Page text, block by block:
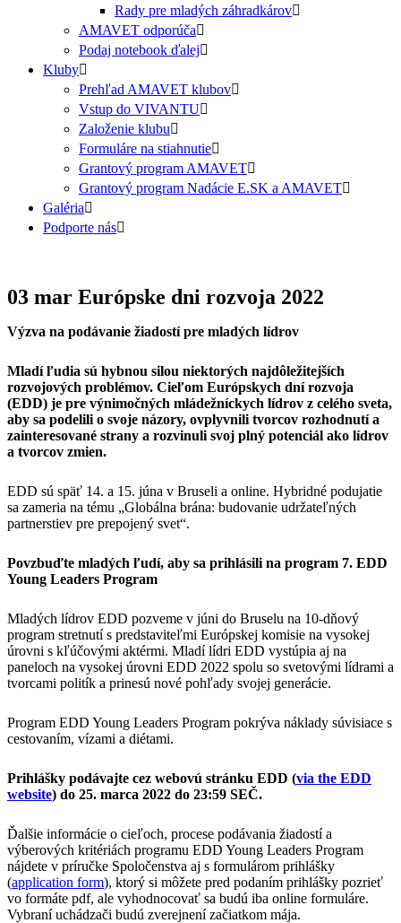
Rady pre mladých záhradkárov
AMAVET odporúča
Podaj notebook ďalej
Kluby
Prehľad AMAVET klubov
Vstup do VIVANTU
Založenie klubu
Formuláre na stiahnutie
Grantový program AMAVET
Grantový program Nadácie E.SK a AMAVET
Galéria
Podporte nás
03 mar Európske dni rozvoja 2022
Výzva na podávanie žiadostí pre mladých lídrov
Mladí ľudia sú hybnou silou niektorých najdôležitejších
rozvojových problémov. Cieľom Európskych dní rozvoja
(EDD) je pre výnimočných mládežníckych lídrov z celého sveta,
aby sa podelili o svoje názory, ovplyvnili tvorcov rozhodnutí a
zainteresované strany a rozvinuli svoj plný potenciál ako lídrov
a tvorcov zmien.
EDD sú späť 14. a 15. júna v Bruseli a online. Hybridné podujatie
sa zameria na tému „Globálna brána: budovanie udržateľných
partnerstiev pre prepojený svet“.
Povzbuďte mladých ľudí, aby sa prihlásili na program 7. EDD
Young Leaders Program
Mladých lídrov EDD pozveme v júni do Bruselu na 10-dňový
program stretnutí s predstaviteľmi Európskej komisie na vysokej
úrovni s kľúčovými aktérmi. Mladí lídri EDD vystúpia aj na
paneloch na vysokej úrovni EDD 2022 spolu so svetovými lídrami a
tvorcami politík a prinesú nové pohľady svojej generácie.
Program EDD Young Leaders Program pokrýva náklady súvisiace s
cestovaním, vízami a diétami.
Prihlášky podávajte cez webovú stránku EDD (via the EDD
website) do 25. marca 2022 do 23:59 SEČ.
Ďalšie informácie o cieľoch, procese podávania žiadostí a
výberových kritériách programu EDD Young Leaders Program
nájdete v príručke Spoločenstva aj s formulárom prihlášky
(application form), ktorý si môžete pred podaním prihlášky pozrieť
vo formáte pdf, ale vyhodnocovať sa budú iba online formuláre.
Vybraní uchádzači budú zverejnení začiatkom mája.